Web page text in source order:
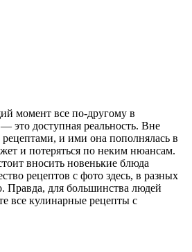
момент все по-другому в
это доступная реальность. Вне
и ими она пополнялась в
и потеряться по неким нюансам.
вносить новенькие блюда
рецептов с фото здесь, в разных
Правда, для большинства людей
все кулинарные рецепты с